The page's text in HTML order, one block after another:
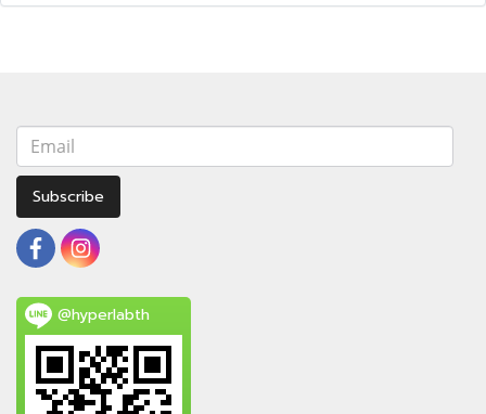
Subscribe
@hyperlabth